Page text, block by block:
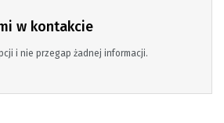
w kontakcie
i nie przegap żadnej informacji.